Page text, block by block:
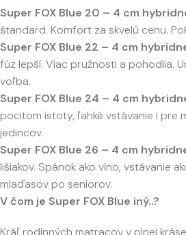
Super FOX Blue 20 – 4 cm
štandard. Komfort za skvelú cenu.
Super FOX Blue 22 – 4 cm
fúz lepší. Viac pružnosti a pohodlia.
voľba.
Super FOX Blue 24 – 4 cm
pocitom istoty, ľahké vstávanie i pre
jedincov.
Super FOX Blue 26 – 4 cm
lišiakov. Spánok ako víno, vstávanie
mlaďasov po seniorov.
V čom je Super FOX Blue iný..?
Kráľ rodinných matracov v plnej